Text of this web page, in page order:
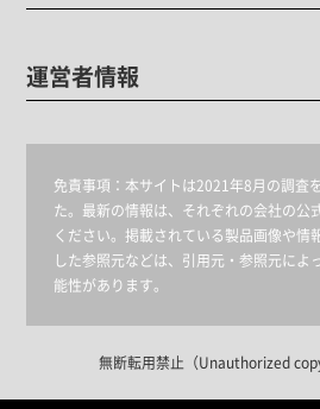
運営者情報
免責事項： 本サイトは2021年8月の調査
た。最新の情報は、それぞれの会社の公
ください。掲載されている製品画像や情
した参照元などは、引用元・参照元によ
能性があります。
無断転用禁止（Unauthorized